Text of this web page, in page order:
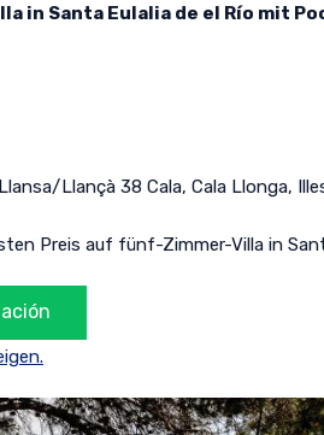
in Santa Eulalia de el Río mit
Llansa/Llançà 38 Cala, Cala Llonga,
Preis auf fünf-Zimmer-Villa in